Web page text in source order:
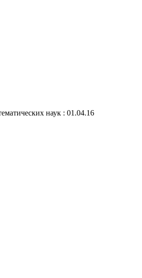
наук : 01.04.16